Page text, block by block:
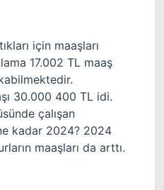
için maaşları
17.002 TL maaş
30.000 400 TL idi.
çalışan
kadar 2024? 2024
maaşları da arttı.